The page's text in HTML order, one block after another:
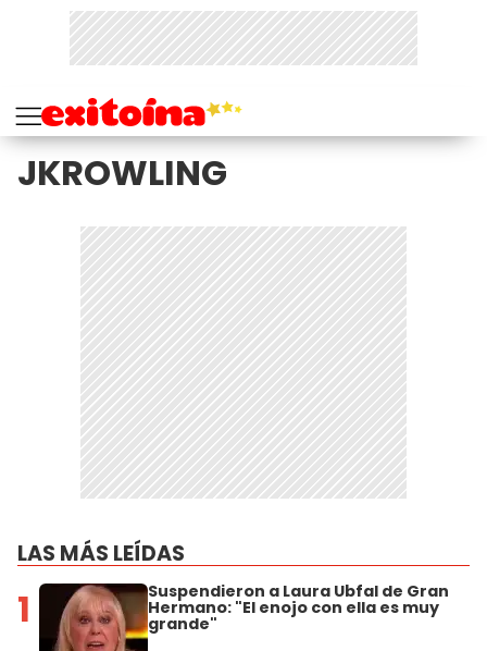
JKROWLING
LAS MÁS LEÍDAS
1 Suspendieron a Laura Ubfal de Gran
Hermano: "El enojo con ella es muy
grande"